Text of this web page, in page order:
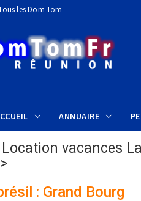
les Dom-Tom
ANNUAIRE
Location vacances
>
: Grand Bourg